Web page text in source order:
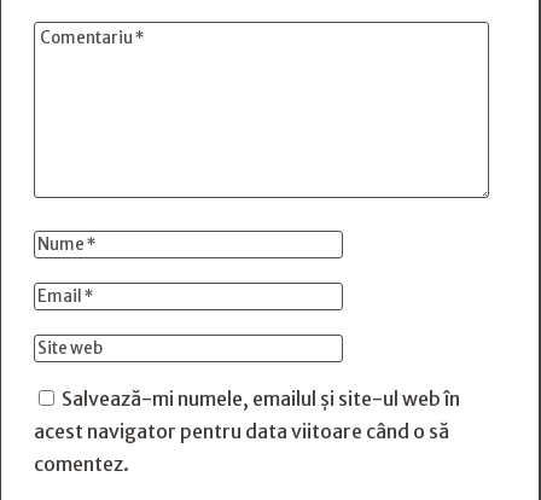
Salvează-mi numele, emailul și site-ul web în
acest navigator pentru data viitoare când o să
comentez.